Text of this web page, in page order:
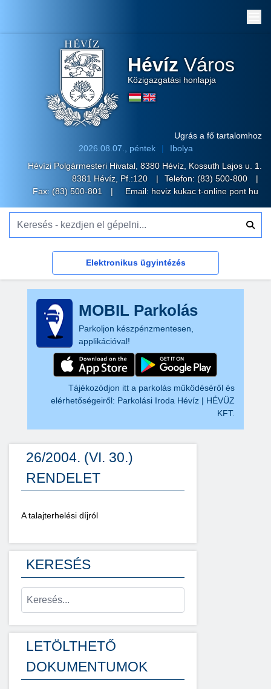
Hévíz Város
Közigazgatási honlapja
Ugrás a fő tartalomhoz
2026.08.07., péntek
Ibolya
Hévízi Polgármesteri Hivatal, 8380 Hévíz, Kossuth Lajos u. 1.
8381 Hévíz, Pf.:120
Telefon: (83) 500-800
Fax: (83) 500-801
Email: heviz kukac t-online pont hu
Elektronikus ügyintézés
MOBIL Parkolás
Parkoljon készpénzmentesen,
applikációval!
Tájékozódjon itt a parkolás működéséről és
elérhetőségeiről: Parkolási Iroda Hévíz | HÉVÜZ
KFT.
26/2004. (VI. 30.)
RENDELET
A talajterhelési díjról
KERESÉS
LETÖLTHETŐ
DOKUMENTUMOK